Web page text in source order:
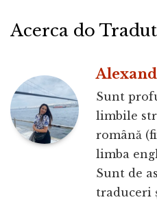
Acerca do
Sunt
limbile
română
limba
Sunt de
traduceri